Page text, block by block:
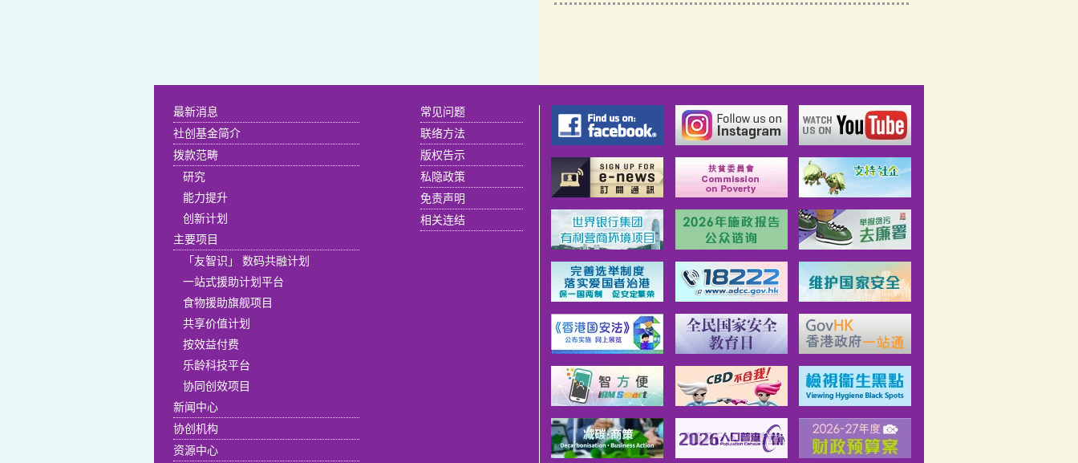
最新消息
社创基金简介
拨款范畴
研究
能力提升
创新计划
主要项目
「友智识」 数码共融计划
一站式援助计划平台
食物援助旗舰项目
共享价值计划
按效益付费
乐龄科技平台
协同创效项目
新闻中心
协创机构
资源中心
常见问题
联络方法
版权告示
私隐政策
免责声明
相关连结